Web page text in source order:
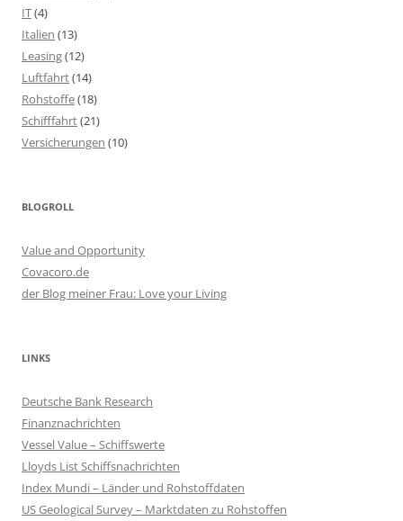
IT(4)
Italien (13)
Leasing(12)
Luftfahrt(14)
Rohstoffe(18)
Schifffahrt(21)
Versicherungen (10)
BLOGROLL
Value and Opportunity
Covacoro.de
der Blog meiner Frau: Love your Living
LINKS
Deutsche Bank Research
Finanznachrichten
Vessel Value – Schiffswerte
Lloyds List Schiffsnachrichten
Index Mundi – Länder und Rohstoffdaten
US Geological Survey – Marktdaten zu Rohstoffen